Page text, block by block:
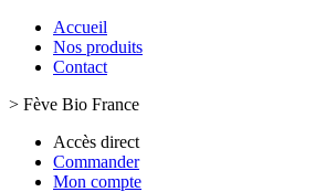
Accueil
Nos produits
Contact
> Fève Bio France
Accès direct
Commander
Mon compte